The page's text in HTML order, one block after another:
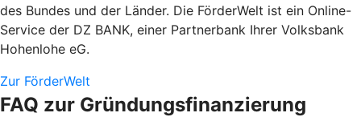
des Bundes und der Länder. Die FörderWelt ist ein Online-
Service der DZ BANK, einer Partnerbank Ihrer Volksbank
Hohenlohe eG.
Zur FörderWelt
FAQ zur Gründungsfinanzierung